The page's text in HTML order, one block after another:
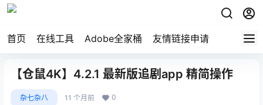
首页 在线工具 Adobe全家桶 友情链接申请
【仓鼠4K】4.2.1 最新版追剧app 精简操作
杂七杂八 11 个月前 0